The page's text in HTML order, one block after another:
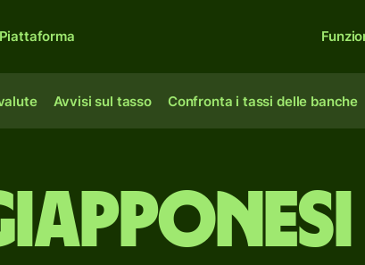
Avvisi sul tasso Confronta i tassi delle banche